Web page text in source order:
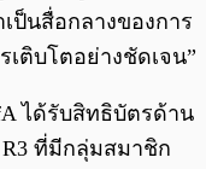
ป็นสื่อกลางของการ
ติบโตอย่างชัดเจน”
ได้รับสิทธิบัตรด้าน
R3 ที่มีกลุ่มสมาชิก